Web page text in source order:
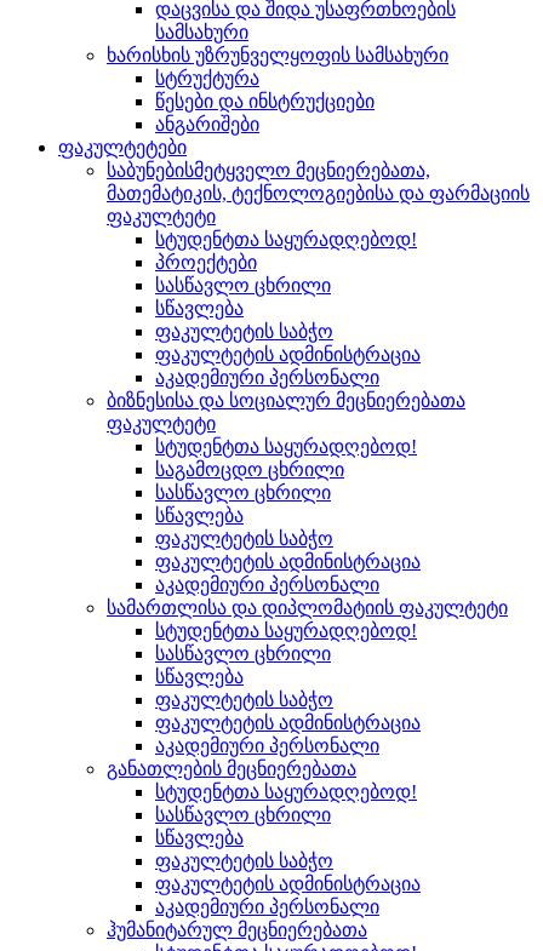
დაცვისა და შიდა უსაფრთხოების
სამსახური
ხარისხის უზრუნველყოფის სამსახური
სტრუქტურა
წესები და ინსტრუქციები
ანგარიშები
ფაკულტეტები
საბუნებისმეტყველო მეცნიერებათა,
მათემატიკის, ტექნოლოგიებისა და ფარმაციის
ფაკულტეტი
სტუდენტთა საყურადღებოდ!
პროექტები
სასწავლო ცხრილი
სწავლება
ფაკულტეტის საბჭო
ფაკულტეტის ადმინისტრაცია
აკადემიური პერსონალი
ბიზნესისა და სოციალურ მეცნიერებათა
ფაკულტეტი
სტუდენტთა საყურადღებოდ!
საგამოცდო ცხრილი
სასწავლო ცხრილი
სწავლება
ფაკულტეტის საბჭო
ფაკულტეტის ადმინისტრაცია
აკადემიური პერსონალი
სამართლისა და დიპლომატიის ფაკულტეტი
სტუდენტთა საყურადღებოდ!
სასწავლო ცხრილი
სწავლება
ფაკულტეტის საბჭო
ფაკულტეტის ადმინისტრაცია
აკადემიური პერსონალი
განათლების მეცნიერებათა
სტუდენტთა საყურადღებოდ!
სასწავლო ცხრილი
სწავლება
ფაკულტეტის საბჭო
ფაკულტეტის ადმინისტრაცია
აკადემიური პერსონალი
ჰუმანიტარულ მეცნიერებათა